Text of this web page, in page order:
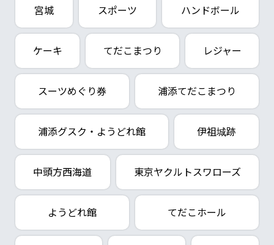
宮城 スポーツ ハンドボール
ケーキ てだこまつり レジャー
スーツめぐり券 浦添てだこまつり
浦添グスク・ようどれ館 伊祖城跡
中頭方西海道 東京ヤクルトスワローズ
ようどれ館 てだこホール